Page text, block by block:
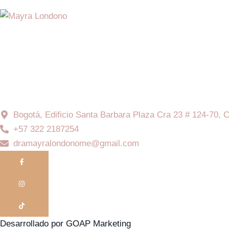
Bogotá, Edificio Santa Barbara Plaza Cra 23 # 124-70,
+57 322 2187254
dramayralondonome@gmail.com
Desarrollado por GOAP Marketing